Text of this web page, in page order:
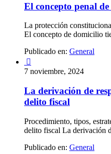
El concepto penal
La protección
El concepto de domicilio
Publicado en: General

7 noviembre, 2024
La derivación de
delito fiscal
Procedimiento, tipos,
delito fiscal La derivación
Publicado en: General